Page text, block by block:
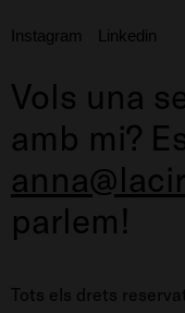
Instagram Linkedin
Vols una
amb mi?
parlem!
Tots els drets